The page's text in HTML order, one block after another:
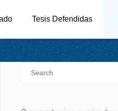
Tesis Defendidas